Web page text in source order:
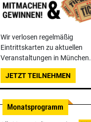
Wir verlosen regelmäßig
Eintrittskarten zu aktuellen
Veranstaltungen in München.
JETZT TEILNEHMEN